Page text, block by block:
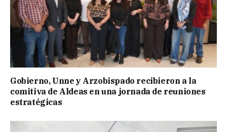
Gobierno, Unne y Arzobispado recibieron a la
comitiva de Aldeas en una jornada de reuniones
estratégicas